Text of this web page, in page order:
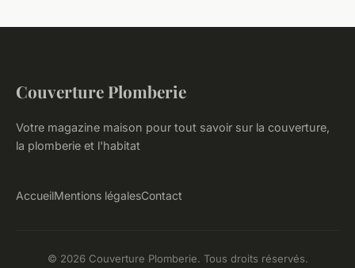
Couverture Plomberie
Votre magazine maison pour tout savoir sur la couverture,
la plomberie et l'habitat
AccueilMentions légalesContact
© 2026 Couverture Plomberie. Tous droits réservés.